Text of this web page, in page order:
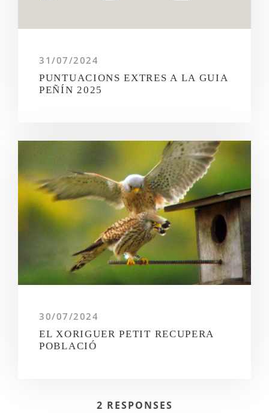
31/07/2024
PUNTUACIONS EXTRES A LA GUIA
PEÑÍN 2025
30/07/2024
EL XORIGUER PETIT RECUPERA
POBLACIÓ
2 RESPONSES